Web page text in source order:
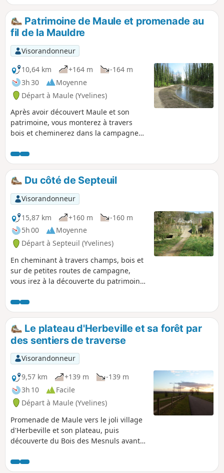
Patrimoine de Maule et promenade au
fil de la Mauldre
Visorandonneur
10,64 km
+164 m
-164 m
3h 30
Moyenne
Départ à Maule (Yvelines)
Après avoir découvert Maule et son
patrimoine, vous monterez à travers
bois et cheminerez dans la campagne
là, vous longerez la Mauldre et ses
récents méandres jusqu'au départ.
Du côté de Septeuil
Visorandonneur
15,87 km
+160 m
-160 m
5h 00
Moyenne
Départ à Septeuil (Yvelines)
En cheminant à travers champs, bois et
sur de petites routes de campagne,
vous irez à la découverte du patrimoine
Le plateau d'Herbeville et sa forêt par
des sentiers de traverse
Visorandonneur
9,57 km
+139 m
-139 m
3h 10
Facile
Départ à Maule (Yvelines)
Promenade de Maule vers le joli village
d'Herbeville et son plateau, puis
découverte du Bois des Mesnuls avant